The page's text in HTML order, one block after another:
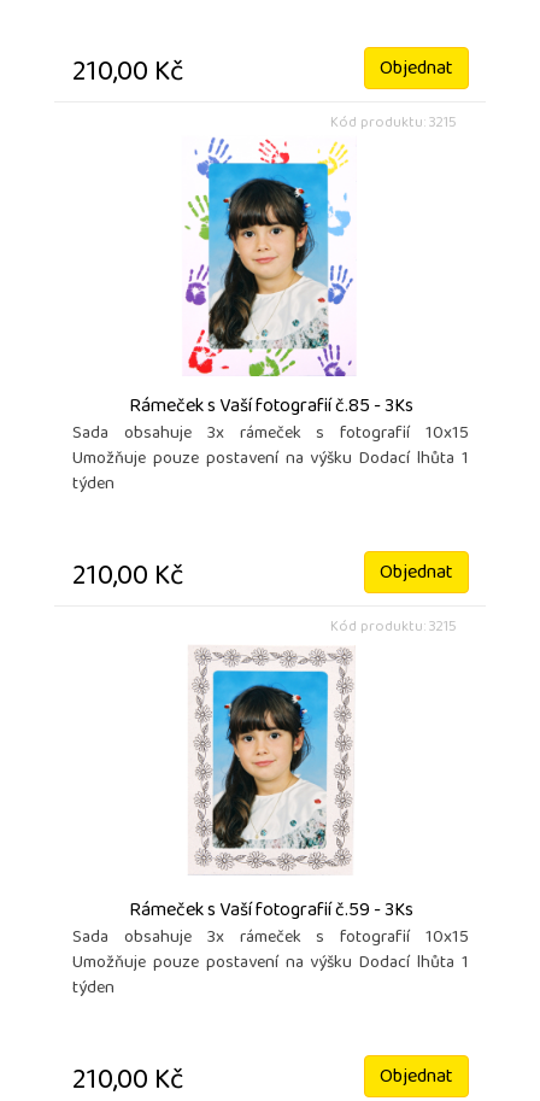
210,00 Kč Objednat
Kód produktu: 3215
Rámeček s Vaší fotografií č.85 - 3Ks
Sada obsahuje 3x rámeček s fotografií 10x15
Umožňuje pouze postavení na výšku Dodací lhůta 1
týden
210,00 Kč Objednat
Kód produktu: 3215
Rámeček s Vaší fotografií č.59 - 3Ks
Sada obsahuje 3x rámeček s fotografií 10x15
Umožňuje pouze postavení na výšku Dodací lhůta 1
týden
210,00 Kč Objednat